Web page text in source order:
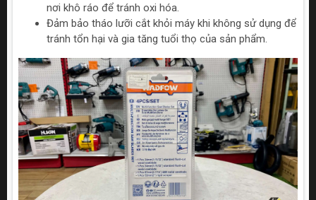
nơi khô ráo để tránh oxi hóa.
Đảm bảo tháo lưỡi cắt khỏi máy khi không sử dụng để
tránh tổn hại và gia tăng tuổi thọ của sản phẩm.